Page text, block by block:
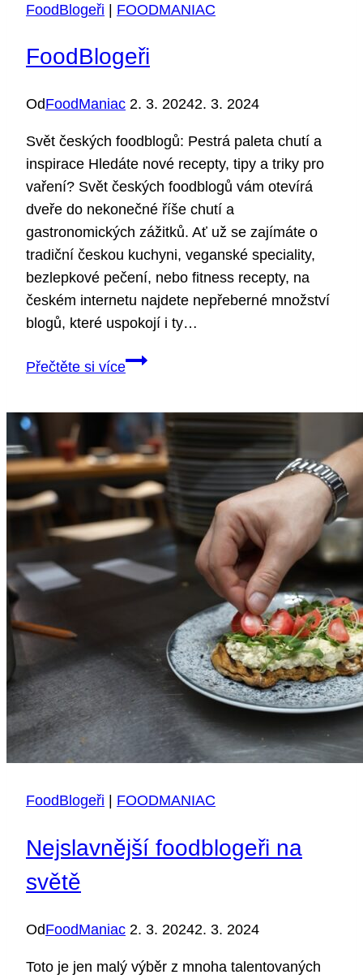
🥇
FoodBlogeři | FOODMANIAC
FoodBlogeři
OdFoodManiac 2. 3. 20242. 3. 2024
Svět českých foodblogů: Pestrá paleta chutí a
inspirace Hledáte nové recepty, tipy a triky pro
vaření? Svět českých foodblogů vám otevírá
dveře do nekonečné říše chutí a
gastronomických zážitků. Ať už se zajímáte o
tradiční českou kuchyni, veganské speciality,
bezlepkové pečení, nebo fitness recepty, na
českém internetu najdete nepřeberné množství
blogů, které uspokojí i ty…
Přečtěte si víceFoodBlogeři
FoodBlogeři FOODMANIAC
Nejslavnější foodblogeři na
světě
OdFoodManiac 2. 3. 20242. 3. 2024
Toto je jen malý výběr z mnoha talentovaných